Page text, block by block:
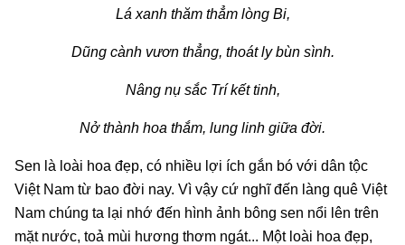
Lá xanh thăm thẳm lòng Bi,
Dũng cành vươn thẳng, thoát ly bùn sình.
Nâng nụ sắc Trí kết tinh,
Nở thành hoa thắm, lung linh giữa đời.
Sen là loài hoa đẹp, có nhiều lợi ích gắn bó với dân tộc
Việt Nam từ bao đời nay. Vì vậy cứ nghĩ đến làng quê Việt
Nam chúng ta lại nhớ đến hình ảnh bông sen nổi lên trên
mặt nước, toả mùi hương thơm ngát... Một loài hoa đẹp,